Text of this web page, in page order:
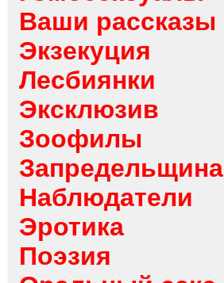
Ваши рассказы
Экзекуция
Лесбиянки
Эксклюзив
Зоофилы
Запредельщина
Наблюдатели
Эротика
Поэзия